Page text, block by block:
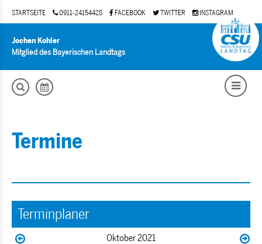
STARTSEITE 0911-24154428 FACEBOOK TWITTER INSTAGRAM
Jochen Kohler
Mitglied des Bayerischen Landtags
Termine
Terminplaner
Oktober 2021